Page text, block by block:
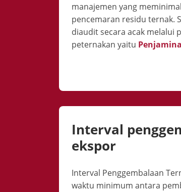
manajemen yang
pencemaran residu ternak.
diaudit secara acak melalui
peternakan yaitu
Interval
ekspor
Interval Penggembalaan
waktu minimum antara